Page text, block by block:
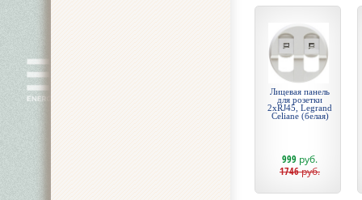
Лицевая панель
для розетки
2хRJ45, Legrand
Celiane (белая)
999 руб.
1746руб.